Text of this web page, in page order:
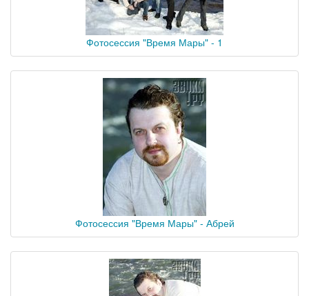
Фотосессия "Время Мары" - 1
Фотосессия "Время Мары" - Абрей